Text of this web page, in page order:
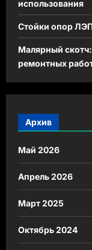
использования
Стойки опор
Малярный
ремонтных
Архив
Май 2026
Апрель 2026
Март 2025
Октябрь 2024